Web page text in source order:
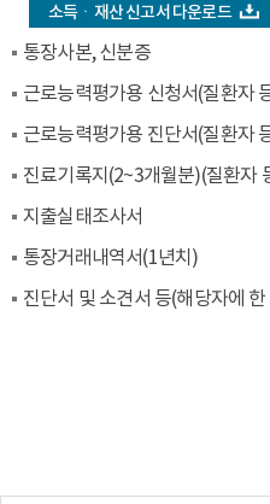
소득ㆍ재산 신고서 다운로드
통장사본, 신분증
근로능력평가용 신청서(질환자
근로능력평가용 진단서(질환자
진료기록지(2~3개월분)(질환자
지출실태조사서
통장거래내역서(1년치)
진단서 및 소견서 등(해당자에 한